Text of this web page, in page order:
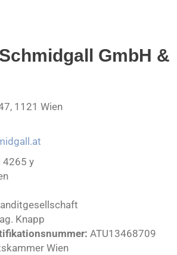
GmbH &
1121 Wien
4265 y
Knapp
ATU13468709
Wien